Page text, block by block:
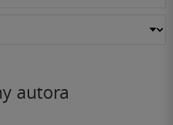
autora